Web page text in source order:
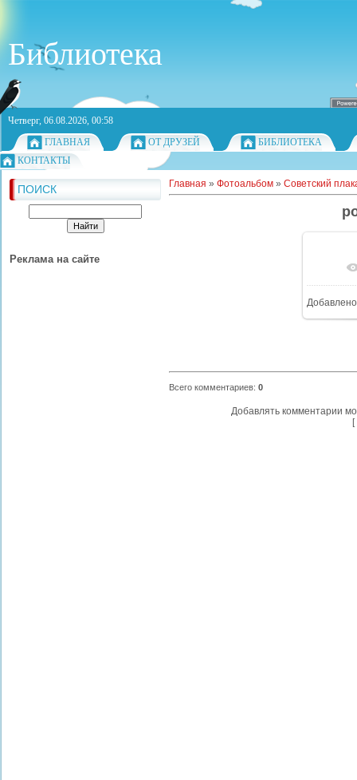
Библиотека
Четверг, 06.08.2026, 00:58
ГЛАВНАЯ
ОТ ДРУЗЕЙ
БИБЛИОТЕКА
КОНТАКТЫ
ПОИСК
Реклама на сайте
Главная » Фотоальбом » Советский
Добавлено
Всего комментариев: 0
Добавлять комментарии
[